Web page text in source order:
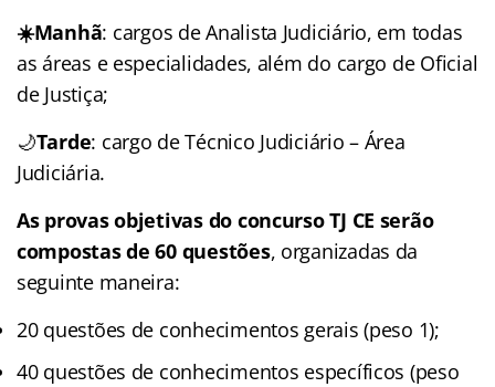
☀️Manhã: cargos de Analista Judiciário, em todas
as áreas e especialidades, além do cargo de Oficial
de Justiça;
🌙Tarde: cargo de Técnico Judiciário – Área
Judiciária.
As provas objetivas do concurso TJ CE serão
compostas de 60 questões, organizadas da
seguinte maneira:
20 questões de conhecimentos gerais (peso 1);
40 questões de conhecimentos específicos (peso